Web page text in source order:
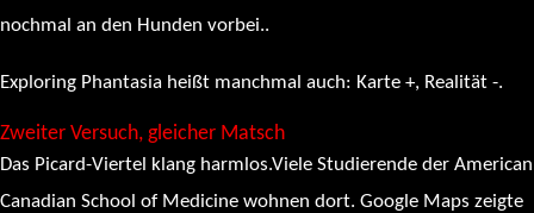
nochmal an den Hunden vorbei..
Exploring Phantasia heißt manchmal auch: Karte +, Realität -.
Zweiter Versuch, gleicher Matsch
Das Picard-Viertel klang harmlos.Viele Studierende der American
Canadian School of Medicine wohnen dort. Google Maps zeigte